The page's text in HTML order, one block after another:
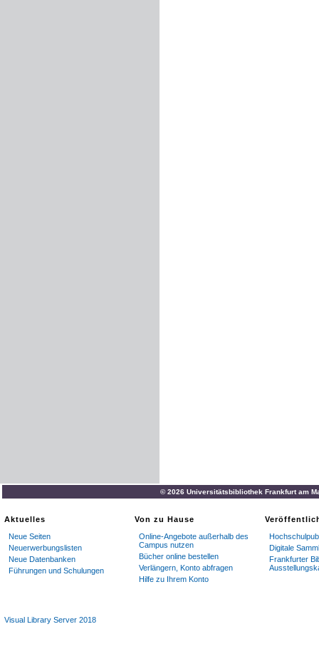
© 2026 Universitätsbibliothek Frankfurt am
Aktuelles
Neue Seiten
Neuerwerbungslisten
Neue Datenbanken
Führungen und Schulungen
Von zu Hause
Online-Angebote außerhalb des
Campus nutzen
Bücher online bestellen
Verlängern, Konto abfragen
Hilfe zu Ihrem Konto
Digitale
Frankfurter
Visual Library Server 2018